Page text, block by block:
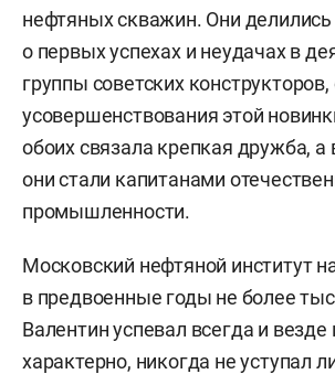
нефтяных скважин. Они
о первых успехах и неудачах в
группы советских конструкторов,
усовершенствования этой
обоих связала крепкая дружба,
они стали капитанами
промышленности.
Московский нефтяной институт
в предвоенные годы не более
Валентин успевал всегда и везде
характерно, никогда не уступал